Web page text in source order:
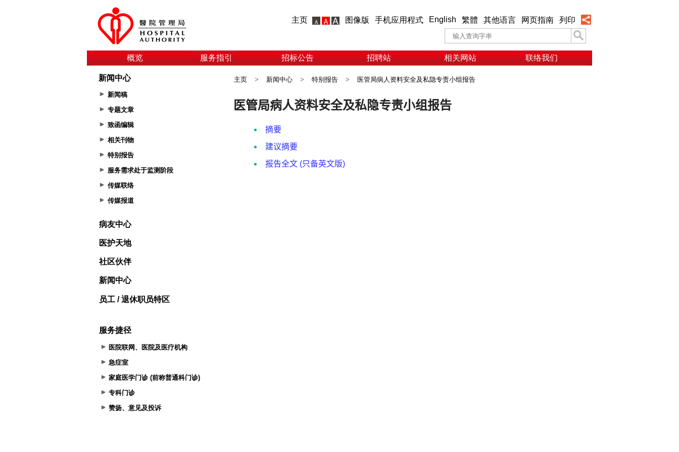
主页 图像版 手机应用程式 English 繁體 其他语言 网页指南 列印
概览 服务指引 招标公告 招聘站 相关网站 联络我们
新闻中心
新闻稿
专题文章
致函编辑
相关刊物
特别报告
服务需求处于监测阶段
传媒联络
传媒报道
病友中心
医护天地
社区伙伴
新闻中心
员工 / 退休职员特区
服务捷径
医院联网、医院及医疗机构
急症室
家庭医学门诊 (前称普通科门诊)
专科门诊
赞扬、意见及投诉
主页 > 新闻中心 > 特别报告 > 医管局病人资料安全及私隐专责小组报告